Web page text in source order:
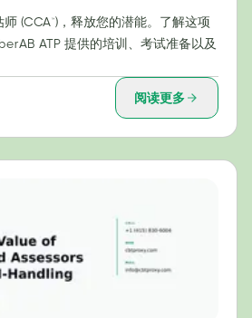
(CCA™)，释放您的潜能。了解这项
ATP 提供的培训、考试准备以及
阅读更多